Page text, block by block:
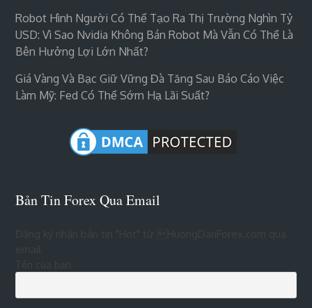
Robot Hình Người Có Thể Tạo Ra Thị Trường Nghìn Tỷ
USD: Vì Sao Nvidia Không Bán Robot Mà Vẫn Có Thể Là
Bên Hưởng Lợi Lớn Nhất?
Giá Vàng Và Bạc Giữ Vững Đà Tăng Sau Báo Cáo Việc
Làm Mỹ: Fed Có Thể Sớm Hạ Lãi Suất?
Bản Tin Forex Qua Email
Đăng ký nhận bản tin "Hot" từ HuongDanForex.com qua
Tên của bạn